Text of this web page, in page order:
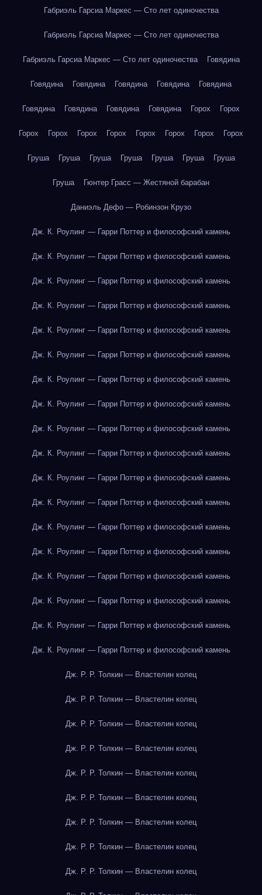
Габриэль Гарсиа Маркес — Сто лет одиночества
Габриэль Гарсиа Маркес — Сто лет одиночества
Габриэль Гарсиа Маркес — Сто лет одиночества Говядина
Говядина Говядина Говядина Говядина Говядина
Говядина Говядина Говядина Говядина Горох Горох
Горох Горох Горох Горох Горох Горох Горох Горох
Груша Груша Груша Груша Груша Груша Груша
Груша Гюнтер Грасс — Жестяной барабан
Даниэль Дефо — Робинзон Крузо
Дж. К. Роулинг — Гарри Поттер и философский камень
Дж. К. Роулинг — Гарри Поттер и философский камень
Дж. К. Роулинг — Гарри Поттер и философский камень
Дж. К. Роулинг — Гарри Поттер и философский камень
Дж. К. Роулинг — Гарри Поттер и философский камень
Дж. К. Роулинг — Гарри Поттер и философский камень
Дж. К. Роулинг — Гарри Поттер и философский камень
Дж. К. Роулинг — Гарри Поттер и философский камень
Дж. К. Роулинг — Гарри Поттер и философский камень
Дж. К. Роулинг — Гарри Поттер и философский камень
Дж. К. Роулинг — Гарри Поттер и философский камень
Дж. К. Роулинг — Гарри Поттер и философский камень
Дж. К. Роулинг — Гарри Поттер и философский камень
Дж. К. Роулинг — Гарри Поттер и философский камень
Дж. К. Роулинг — Гарри Поттер и философский камень
Дж. К. Роулинг — Гарри Поттер и философский камень
Дж. К. Роулинг — Гарри Поттер и философский камень
Дж. К. Роулинг — Гарри Поттер и философский камень
Дж. Р. Р. Толкин — Властелин колец
Дж. Р. Р. Толкин — Властелин колец
Дж. Р. Р. Толкин — Властелин колец
Дж. Р. Р. Толкин — Властелин колец
Дж. Р. Р. Толкин — Властелин колец
Дж. Р. Р. Толкин — Властелин колец
Дж. Р. Р. Толкин — Властелин колец
Дж. Р. Р. Толкин — Властелин колец
Дж. Р. Р. Толкин — Властелин колец